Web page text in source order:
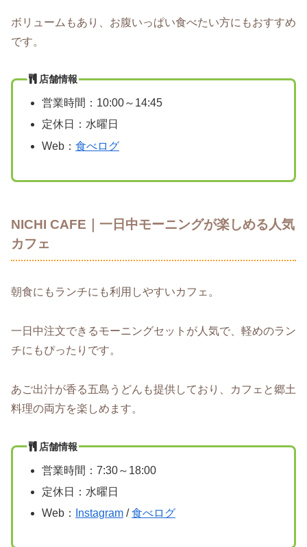
ボリュームもあり、お腹いっぱい食べたい方にもおすすめ
です。
店舗情報
営業時間：10:00～14:45
定休日：水曜日
Web： 食べログ
NICHI CAFE｜一日中モーニングが楽しめる人気
カフェ
朝食にもランチにも利用しやすいカフェ。
一日中注文できるモーニングセットが人気で、軽めのラン
チにもぴったりです。
あご出汁が香る五島うどんも提供しており、カフェと郷土
料理の両方を楽しめます。
店舗情報
営業時間：7:30～18:00
定休日：水曜日
Web：
Instagram/食べログ